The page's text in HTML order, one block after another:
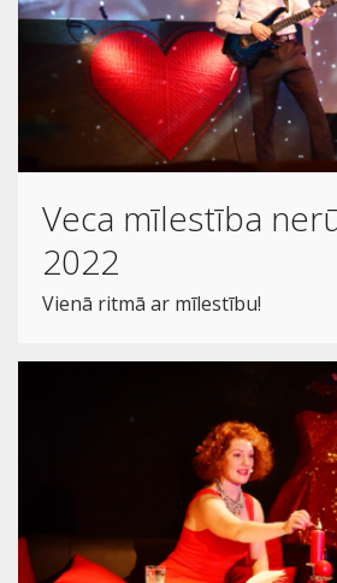
Veca mīlestība
2022
Vienā ritmā ar mīlestību!